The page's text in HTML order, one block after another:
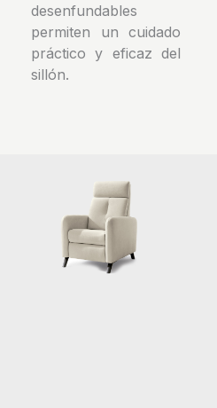
desenfundables
permiten un cuidado
práctico y eficaz del
sillón.